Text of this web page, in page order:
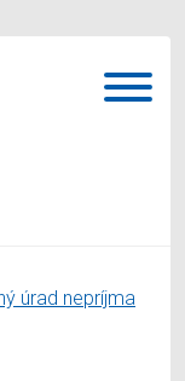
úrad nepríjma